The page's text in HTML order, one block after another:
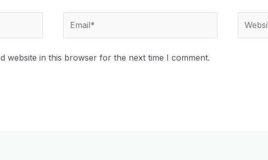
website in this browser for the next time I comment.